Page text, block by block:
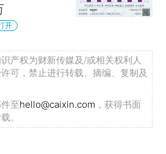
开
产权为财新传媒及/或相关权利人
可，禁止进行转载、摘编、复制及
至hello@caixin.com ，获得书面
。